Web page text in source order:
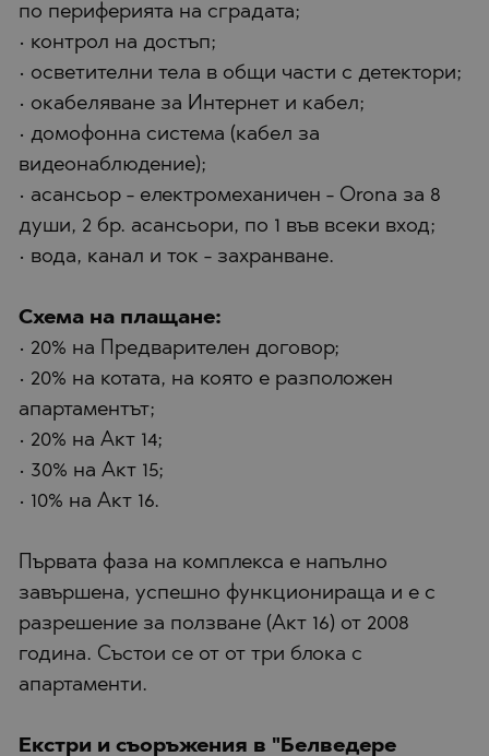
по периферията на сградата;
• контрол на достъп;
• осветителни тела в общи части с детектори;
• окабеляване за Интернет и кабел;
• домофонна система (кабел за
видеонаблюдение);
• асансьор - електромеханичен - Orona за 8
души, 2 бр. асансьори, по 1 във всеки вход;
• вода, канал и ток - захранване.
Схема на плащане:
• 20% на Предварителен договор;
• 20% на котата, на която е разположен
апартаментът;
• 20% на Акт 14;
• 30% на Акт 15;
• 10% на Акт 16.
Първата фаза на комплекса е напълно
завършена, успешно функционираща и е с
разрешение за ползване (Акт 16) от 2008
година. Състои се от от три блока с
апартаменти.
Екстри и съоръжения в "Белведере